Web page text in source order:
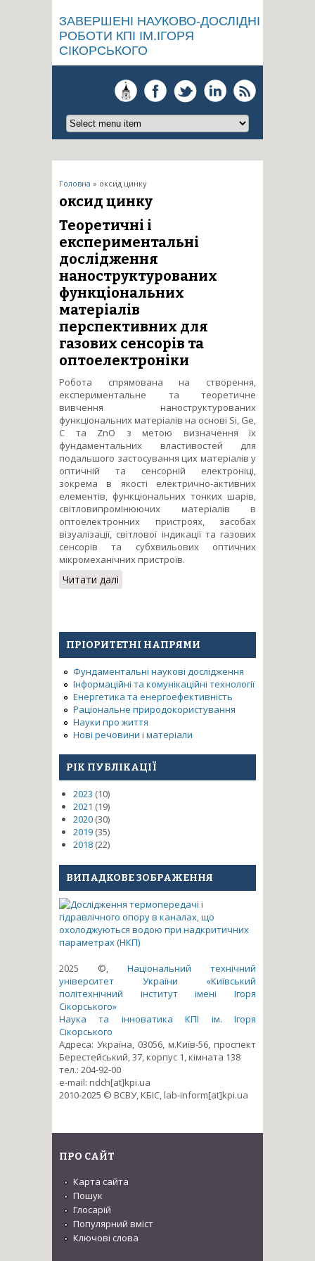
ЗАВЕРШЕНІ НАУКОВО-ДОСЛІДНІ
РОБОТИ КПІ ІМ.ІГОРЯ
СІКОРСЬКОГО
Ви є тут
Головна » оксид цинку
оксид цинку
Теоретичні і
експериментальні
дослідження
наноструктурованих
функціональних
матеріалів
перспективних для
газових сенсорів та
оптоелектроніки
Робота спрямована на створення,
експериментальне та теоретичне
вивчення наноструктурованих
функціональних матеріалів на основі Si, Ge,
C та ZnO з метою визначення їх
фундаментальних властивостей для
подальшого застосування цих матеріалів у
оптичній та сенсорній електроніці,
зокрема в якості електрично-активних
елементів, функціональних тонких шарів,
світловипромінюючих матеріалів в
оптоелектронних пристроях, засобах
візуалізації, світлової індикації та газових
сенсорів та субхвильових оптичних
мікромеханічних пристроїв.
Читати далі
експериментальні
функціональних матеріалів
перспективних для газових
сенсорів та оптоелектроніки
ПРІОРИТЕТНІ НАПРЯМИ
Фундаментальні наукові дослідження
Інформаційні та комунікаційні технології
Енергетика та енергоефективність
Раціональне природокористування
Науки про життя
Нові речовини і матеріали
РІК ПУБЛІКАЦІЇ
2023 (10)
2021 (19)
2020 (30)
2019 (35)
2018 (22)
ВИПАДКОВЕ ЗОБРАЖЕННЯ
2025 ©, Національний технічний
університет України «Київський
політехнічний інститут імені Ігоря
Сікорського»
Наука та інноватика КПІ ім. Ігоря
Сікорського
Адреса: Україна, 03056, м.Київ-56, проспект
Берестейський, 37, корпус 1, кімната 138
тел.: 204-92-00
e-mail: ndch[at]kpi.ua
2010-2025 © ВСВУ, КБІС, lab-inform[at]kpi.ua
ПРО САЙТ
Карта сайта
Пошук
Глосарій
Популярний вміст
Ключові слова